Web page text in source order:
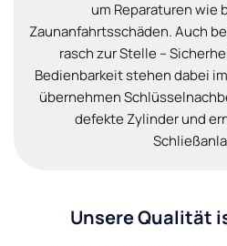
um Reparaturen wie
Zaunanfahrtsschäden. Auch
rasch zur Stelle –
Bedienbarkeit stehen dabei
übernehmen
defekte Zylinder und
Unsere Qualität